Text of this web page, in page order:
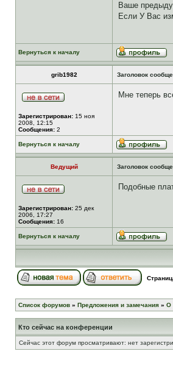
Ваше
Если У Вас
Вернуться к началу
grib1982 Заголовок
Зарегистрирован: 15 ноя
2008, 12:15
Сообщения: 2
Мне теперь
Вернуться к началу
Ведущий Заголовок
Зарегистрирован: 25 дек
2006, 17:27
Сообщения: 16
Подобные
Вернуться к началу
Список форумов » Предложения и замечания » О
Кто сейчас на конференции
Сейчас этот форум просматривают: нет